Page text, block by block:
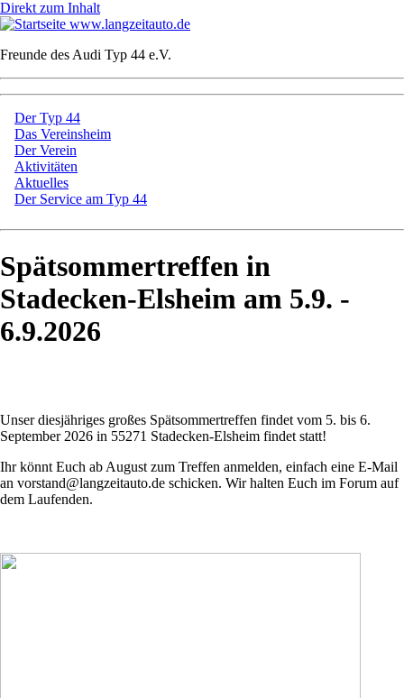
Direkt zum Inhalt
www.langzeitauto.de
Freunde des Audi Typ 44 e.V.
Der Typ 44
Das Vereinsheim
Der Verein
Aktivitäten
Aktuelles
Der Service am Typ 44
Spätsommertreffen in
Stadecken-Elsheim am 5.9. -
6.9.2026
Unser diesjähriges großes Spätsommertreffen findet vom 5. bis 6.
September 2026 in 55271 Stadecken-Elsheim findet statt!
Ihr könnt Euch ab August zum Treffen anmelden, einfach eine E-Mail
an vorstand@langzeitauto.de schicken. Wir halten Euch im Forum auf
dem Laufenden.